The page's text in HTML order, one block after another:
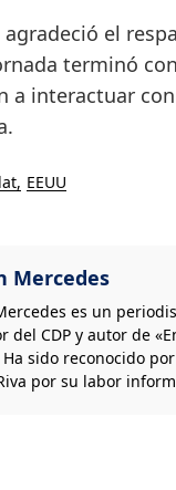
el
terminó
a interactuar
EEUU
Mercedes
es un
del CDP y autor de
Ha sido reconocido
por su labor